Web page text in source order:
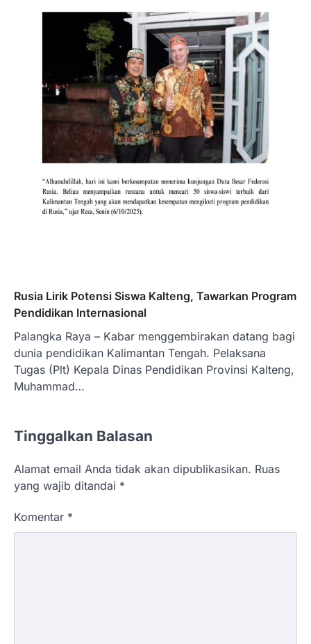
Rusia Lirik Potensi Siswa Kalteng, Tawarkan Program
Pendidikan Internasional
Palangka Raya – Kabar menggembirakan datang bagi
dunia pendidikan Kalimantan Tengah. Pelaksana
Tugas (Plt) Kepala Dinas Pendidikan Provinsi Kalteng,
Muhammad…
Tinggalkan Balasan
Alamat email Anda tidak akan dipublikasikan. Ruas
yang wajib ditandai *
Komentar *